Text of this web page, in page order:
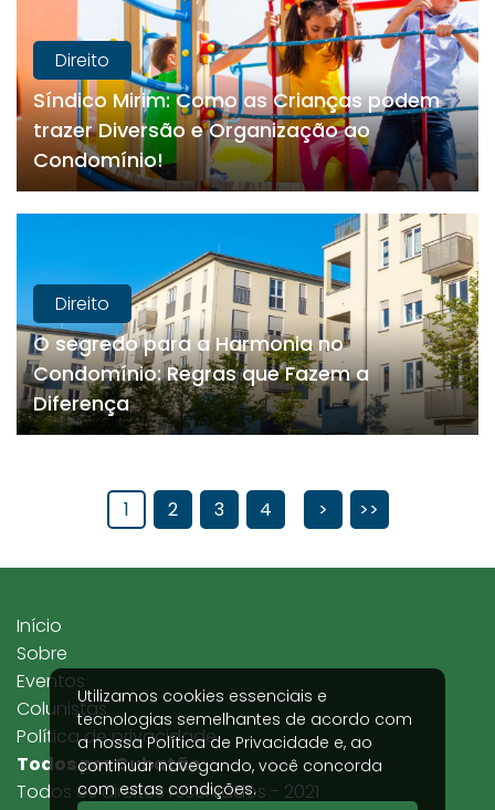
Direito
Síndico Mirim: Como as Crianças podem
trazer Diversão e Organização ao
Condomínio!
Direito
O segredo para a Harmonia no
Condomínio: Regras que Fazem a
Diferença
1 2 3 4 > >>
Utilizamos cookies essenciais e
tecnologias semelhantes de acordo com
a nossaPolítica de Privacidade e, ao
continuar navegando, você concorda
com estas condições.
Todos por Cubatão
Todos os direitos reservados - 2021
Início
Sobre
Eventos
Colunistas
Política de privacidade